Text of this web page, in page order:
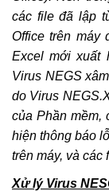
các file đã lập
Office trên máy
Excel mới xuất
Virus NEGS
do Virus
của Phần mềm,
hiện thông báo
trên máy, và các
Xử lý Virus